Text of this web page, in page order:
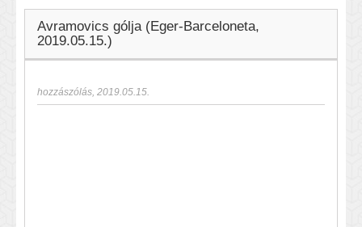
Avramovics gólja (Eger-Barceloneta,
2019.05.15.)
hozzászólás, 2019.05.15.